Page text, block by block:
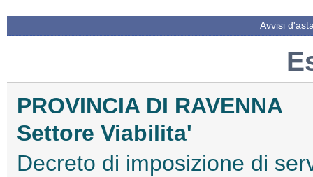
Avvisi
PROVINCIA DI RAVENNA
Settore Viabilita'
Decreto di imposizione di